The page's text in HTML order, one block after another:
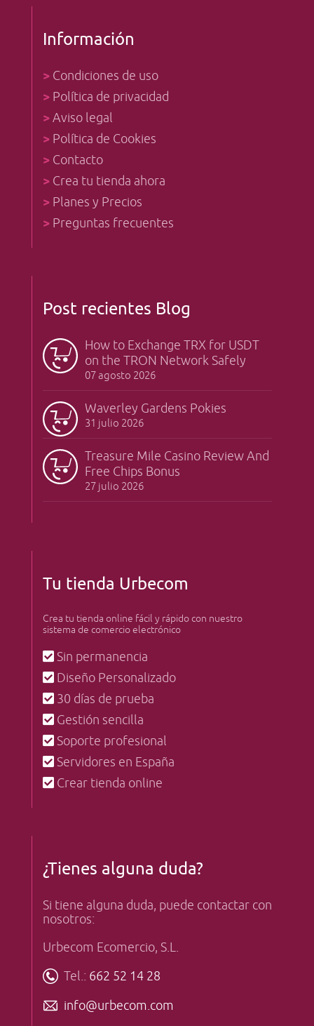
Información
> Condiciones de uso
> Política de privacidad
>Aviso legal
> Política de Cookies
> Contacto
> Crea tu tienda ahora
> Planes y Precios
> Preguntas frecuentes
Post recientes Blog
How to Exchange TRX for USDT
on the TRON Network Safely
07 agosto 2026
Waverley Gardens Pokies
31 julio 2026
Treasure Mile Casino Review And
Free Chips Bonus
27 julio 2026
Tu tienda Urbecom
Crea tu tienda online fácil y rápido con nuestro
sistema de comercio electrónico
Sin permanencia
Diseño Personalizado
30 días de prueba
Gestión sencilla
Soporte profesional
Servidores en España
Crear tienda online
¿Tienes alguna duda?
Si tiene alguna duda, puede contactar con
nosotros:
Urbecom Ecomercio, S.L.
Tel.: 662 52 14 28
info@urbecom.com